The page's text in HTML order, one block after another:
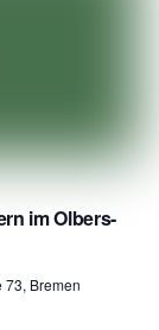
im Olbers-
73, Bremen